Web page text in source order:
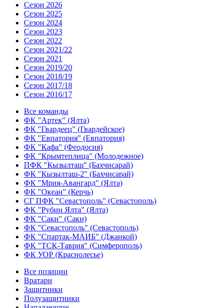
Сезон 2026
Сезон 2025
Сезон 2024
Сезон 2023
Сезон 2022
Сезон 2021/22
Сезон 2021
Сезон 2019/20
Сезон 2018/19
Сезон 2017/18
Сезон 2016/17
Все команды
ФК "Артек" (Ялта)
ФК "Гвардеец" (Гвардейское)
ФК "Евпатория" (Евпатория)
ФК "Кафа" (Феодосия)
ФК "Крымтеплица" (Молодежное)
ПФК "Кызылташ" (Бахчисарай)
ФК "Кызылташ-2" (Бахчисарай)
ФК "Мрия-Авангард" (Ялта)
ФК "Океан" (Керчь)
СГ ПФК "Севастополь" (Севастополь)
ФК "Рубин Ялта" (Ялта)
ФК "Саки" (Саки)
ФК "Севастополь" (Севастополь)
ФК "Спартак-МАИБ" (Джанкой)
ФК "ТСК-Таврия" (Симферополь)
ФК УОР (Краснолесье)
Все позиции
Вратари
Защитники
Полузащитники